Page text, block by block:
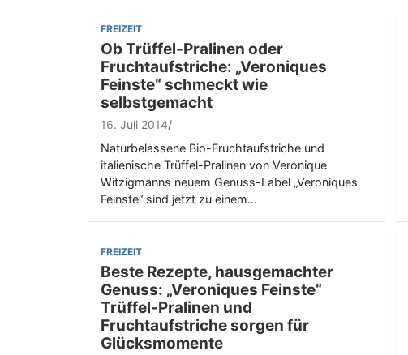
FREIZEIT
Ob Trüffel-Pralinen oder
Fruchtaufstriche: „Veroniques
Feinste“ schmeckt wie
selbstgemacht
16. Juli 2014
Naturbelassene Bio-Fruchtaufstriche und
italienische Trüffel-Pralinen von Veronique
Witzigmanns neuem Genuss-Label „Veroniques
Feinste“ sind jetzt zu einem…
FREIZEIT
Beste Rezepte, hausgemachter
Genuss: „Veroniques Feinste“
Trüffel-Pralinen und
Fruchtaufstriche sorgen für
Glücksmomente